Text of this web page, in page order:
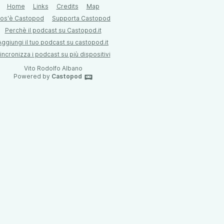
Home Links Credits
Map
Castopod
Supporta Castopod
Perchè il podcast su Castopod.it
il tuo podcast su castopod.it
i podcast su più dispositivi
Vito Rodolfo Albano
Powered by Castopod